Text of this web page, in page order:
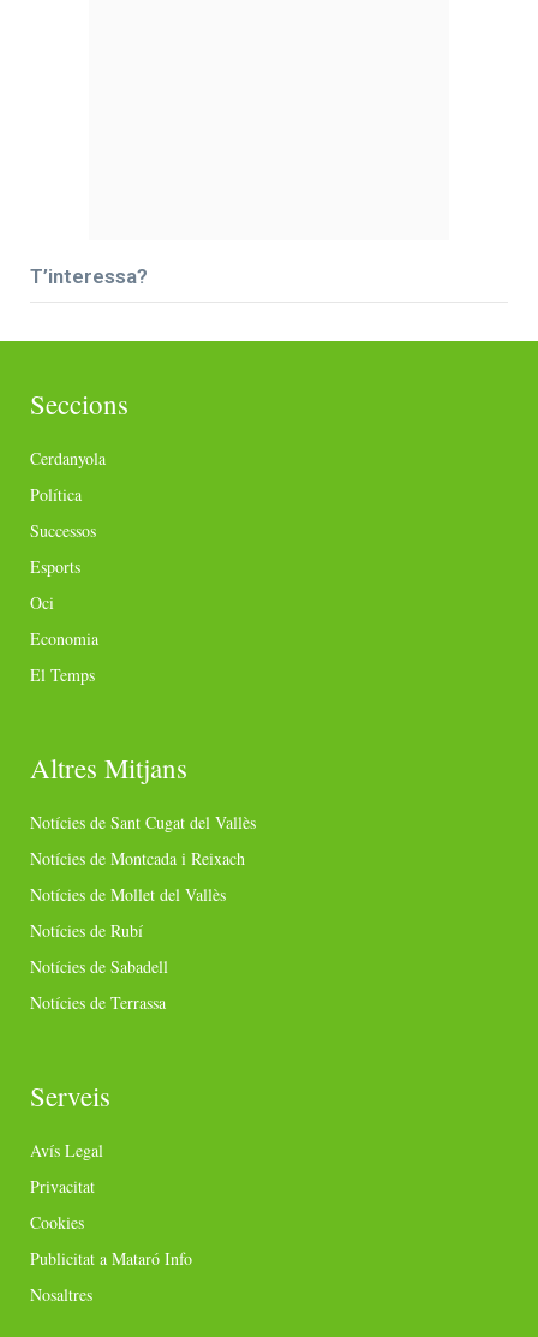
T’interessa?
Seccions
Cerdanyola
Política
Successos
Esports
Oci
Economia
El Temps
Altres Mitjans
Notícies de Sant Cugat del Vallès
Notícies de Montcada i Reixach
Notícies de Mollet del Vallès
Notícies de Rubí
Notícies de Sabadell
Notícies de Terrassa
Serveis
Avís Legal
Privacitat
Cookies
Publicitat a Mataró Info
Nosaltres